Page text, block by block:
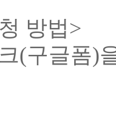
방법>
(구글폼)